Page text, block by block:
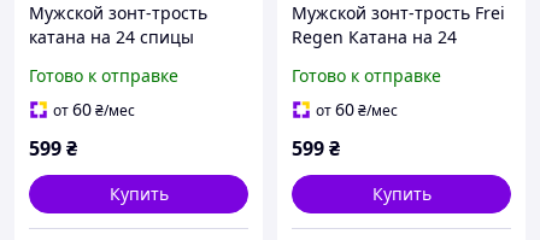
Мужской зонт-трость
катана на 24 спицы
с удобной ручкой с
куполом прочный от
Готово к отправке
от60₴/мес
599₴
Купить
Мужской зонт-трость Frei
Regen Катана на 24
антиветер с удобной
ручкой с куполом от
Готово к отправке
от60₴/мес
599₴
Купить